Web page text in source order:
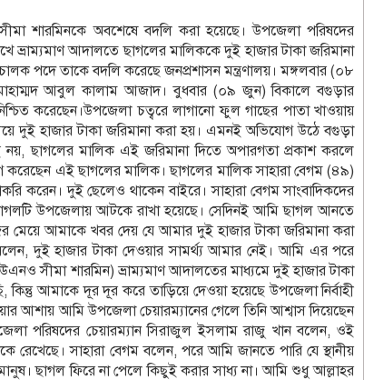
শারমিনকে অবশেষে বদলি করা হয়েছে। উপজেলা পরিষদের
ভ্রাম্যমাণ আদালতে ছাগলের মালিককে দুই হাজার টাকা জরিমানা
পদে তাকে বদলি করেছে জনপ্রশাসন মন্ত্রণালয়। মঙ্গলবার (০৮
মোহাম্মদ আবুল কালাম আজাদ। বুধবার (০৯ জুন) বিকালে বগুড়ার
করেছেন।উপজেলা চত্বরে লাগানো ফুল গাছের পাতা খাওয়ায়
দুই হাজার টাকা জরিমানা করা হয়। এমনই অভিযোগ উঠে বগুড়া
নয়, ছাগলের মালিক এই জরিমানা দিতে অপারগতা প্রকাশ করলে
করেছেন এই ছাগলের মালিক। ছাগলের মালিক সাহারা বেগম (৪৯)
করেন। দুই ছেলেও থাকেন বাইরে। সাহারা বেগম সাংবাদিকদের
উপজেলায় আটকে রাখা হয়েছে। সেদিনই আমি ছাগল আনতে
আমাকে খবর দেয় যে আমার দুই হাজার টাকা জরিমানা করা
দুই হাজার টাকা দেওয়ার সামর্থ্য আমার নেই। আমি এর পরে
সীমা শারমিন) ভ্রাম্যমাণ আদালতের মাধ্যমে দুই হাজার টাকা
আমাকে দূর দূর করে তাড়িয়ে দেওয়া হয়েছে উপজেলা নির্বাহী
আশায় আমি উপজেলা চেয়ারম্যানের গেলে তিনি আশ্বাস দিয়েছেন
পরিষদের চেয়ারম্যান সিরাজুল ইসলাম রাজু খান বলেন, ওই
সাহারা বেগম বলেন, পরে আমি জানতে পারি যে স্থানীয়
ছাগল ফিরে না পেলে কিছুই করার সাধ্য না। আমি শুধু আল্লাহর